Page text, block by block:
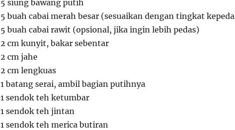
5 siung bawang putih
5 buah cabai merah besar (sesuaikan dengan tingkat
5 buah cabai rawit (opsional, jika ingin lebih pedas)
2 cm kunyit, bakar sebentar
2 cm jahe
2 cm lengkuas
1 batang serai, ambil bagian putihnya
1 sendok teh ketumbar
1 sendok teh jintan
1 sendok teh merica butiran